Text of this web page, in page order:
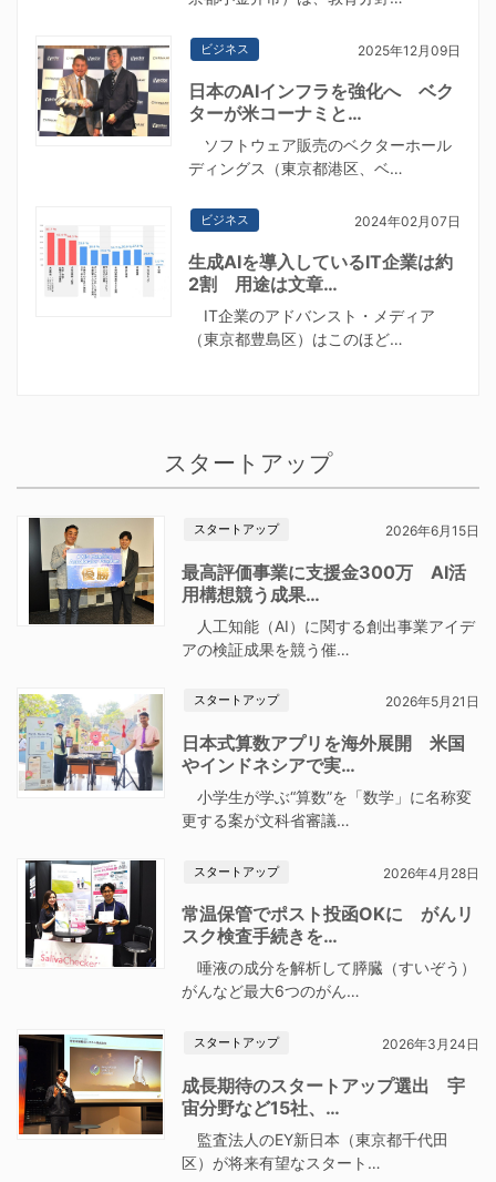
ビジネス 2025年12月09日
日本のAIインフラを強化へ ベク
ターが米コーナミと…
ソフトウェア販売のベクターホール
ディングス（東京都港区、ベ…
ビジネス 2024年02月07日
生成AIを導入しているIT企業は約
2割 用途は文章…
IT企業のアドバンスト・メディア
（東京都豊島区）はこのほど…
スタートアップ
スタートアップ 2026年6月15日
最高評価事業に支援金300万 AI活
用構想競う成果…
人工知能（AI）に関する創出事業アイデ
アの検証成果を競う催…
スタートアップ 2026年5月21日
日本式算数アプリを海外展開 米国
やインドネシアで実…
小学生が学ぶ“算数”を「数学」に名称変
更する案が文科省審議…
スタートアップ 2026年4月28日
常温保管でポスト投函OKに がんリ
スク検査手続きを…
唾液の成分を解析して膵臓（すいぞう）
がんなど最大6つのがん…
スタートアップ 2026年3月24日
成長期待のスタートアップ選出 宇
宙分野など15社、…
監査法人のEY新日本（東京都千代田
区）が将来有望なスタート…